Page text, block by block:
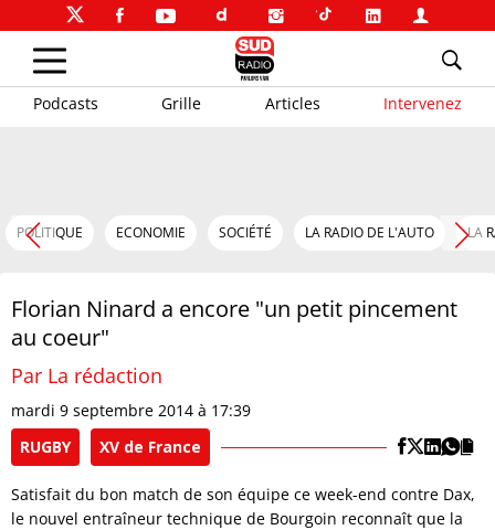
Podcasts Grille Articles Intervenez
POLITIQUE ECONOMIE SOCIÉTÉ LA RADIO DE L'AUTO LA
Florian Ninard a encore "un petit pincement
au coeur"
Par La rédaction
mardi 9 septembre 2014 à 17:39
RUGBY
XV de France
Satisfait du bon match de son équipe ce week-end contre Dax,
le nouvel entraîneur technique de Bourgoin reconnaît que la